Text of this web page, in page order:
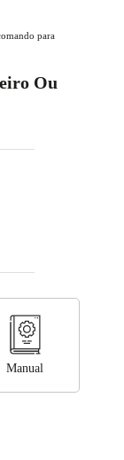
para
Ou
Manual